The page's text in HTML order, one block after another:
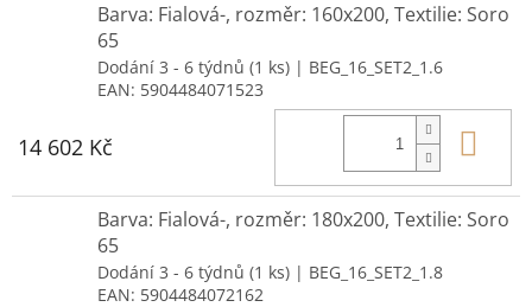
Barva: Fialová-, rozměr: 160x200, Textilie: Soro
65
Dodání 3 - 6 týdnů (1 ks) | BEG_16_SET2_1.6
EAN: 5904484071523
14 602 Kč
Barva: Fialová-, rozměr: 180x200, Textilie: Soro
65
Dodání 3 - 6 týdnů (1 ks) | BEG_16_SET2_1.8
EAN: 5904484072162